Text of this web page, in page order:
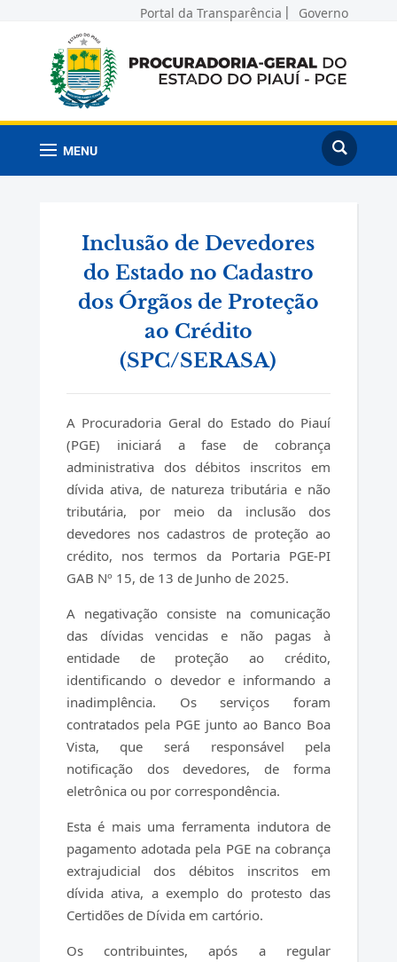
Portal da Transparência Governo
MENU
Inclusão de Devedores
do Estado no Cadastro
dos Órgãos de Proteção
ao Crédito
(SPC/SERASA)
A Procuradoria Geral do Estado do Piauí
(PGE) iniciará a fase de cobrança
administrativa dos débitos inscritos em
dívida ativa, de natureza tributária e não
tributária, por meio da inclusão dos
devedores nos cadastros de proteção ao
crédito, nos termos da Portaria PGE-PI
GAB Nº 15, de 13 de Junho de 2025.
A negativação consiste na comunicação
das dívidas vencidas e não pagas à
entidade de proteção ao crédito,
identificando o devedor e informando a
inadimplência. Os serviços foram
contratados pela PGE junto ao Banco Boa
Vista, que será responsável pela
notificação dos devedores, de forma
eletrônica ou por correspondência.
Esta é mais uma ferramenta indutora de
pagamento adotada pela PGE na cobrança
extrajudicial dos débitos inscritos em
dívida ativa, a exemplo do protesto das
Certidões de Dívida em cartório.
Os contribuintes, após a regular